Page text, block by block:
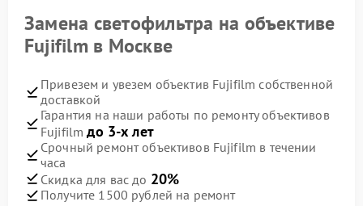
Замена светофильтра на объективе
Fujifilm в Москве
Привезем и увезем объектив Fujifilm собственной
доставкой
Гарантия на наши работы по ремонту объективов
Fujifilmдо 3-х лет
Срочный ремонт объективов Fujifilm в течении
часа
Скидка для вас до 20%
Получите 1500 рублей на ремонт